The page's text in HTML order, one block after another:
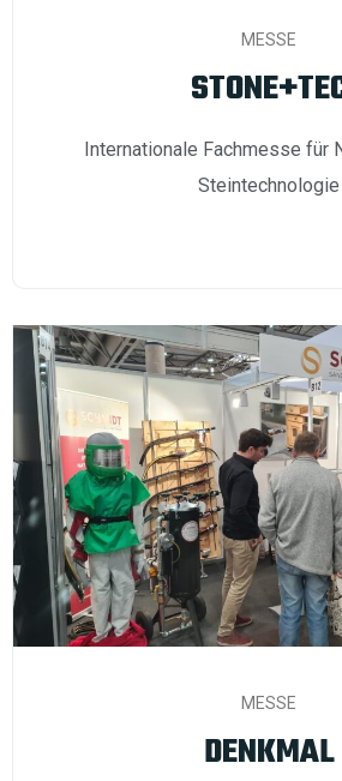
MESSE
Internationale Fachmesse für
Steintechnologie
MESSE
DENKMAL